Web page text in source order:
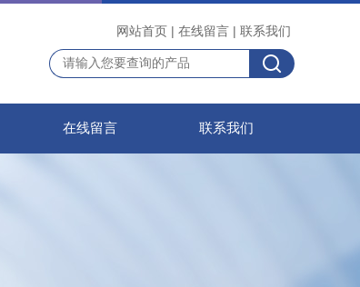
网站首页 | 在线留言 | 联系我们
在线留言 联系我们